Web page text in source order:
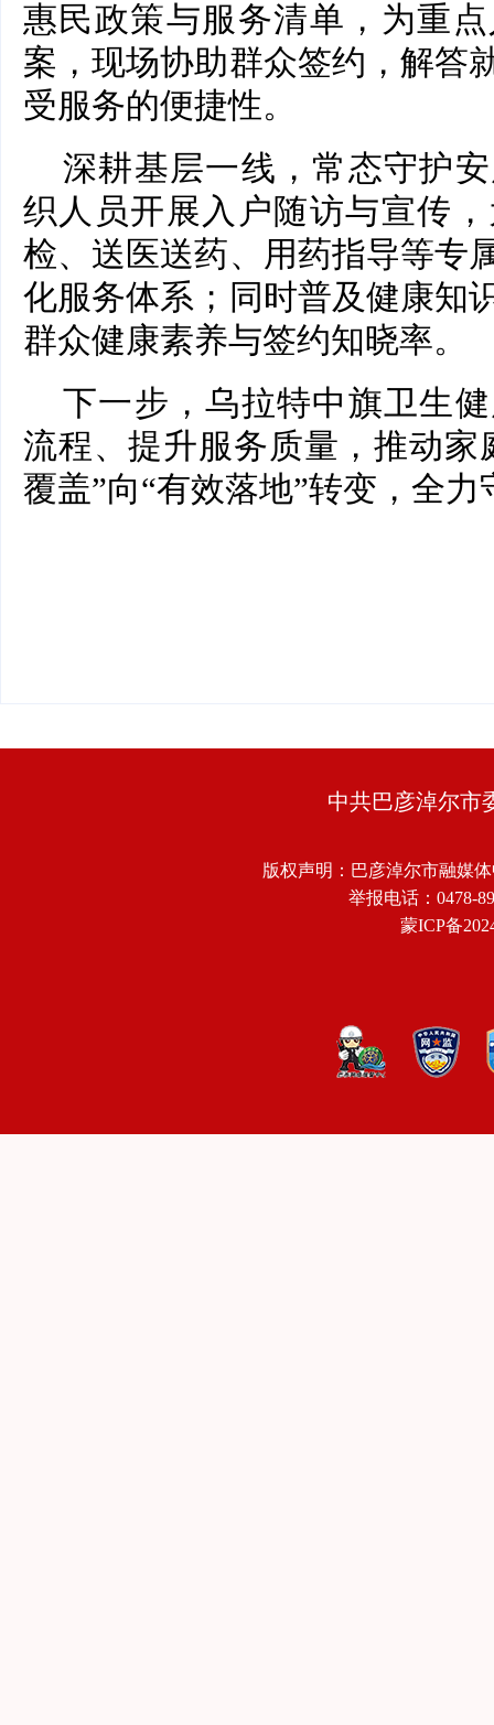
惠民政策与服务清单，为重
案，现场协助群众签约，解答
受服务的便捷性。
深耕基层一线，常态守护
织人员开展入户随访与宣传
检、送医送药、用药指导等专
化服务体系；同时普及健康知
群众健康素养与签约知晓率。
下一步，乌拉特中旗卫生
流程、提升服务质量，推动家
覆盖”向“有效落地”转变，全
中共巴彦淖尔市
版权声明：巴彦淖尔市融媒
举报电话：0478-
蒙ICP备